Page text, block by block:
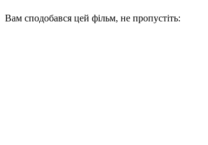
Вам сподобався цей фільм, не пропустіть: